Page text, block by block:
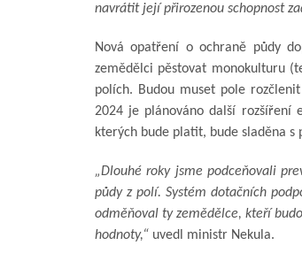
navrátit její přirozenou schopnost
Nová opatření o ochraně půdy
zemědělci pěstovat monokulturu
polích. Budou muset pole
2024 je plánováno další rozšíření
kterých bude platit, bude sladěna
„Dlouhé roky jsme podceňovali
půdy z polí. Systém dotačních
odměňoval ty zemědělce, kteří
hodnoty,“ uvedl ministr Nekula.